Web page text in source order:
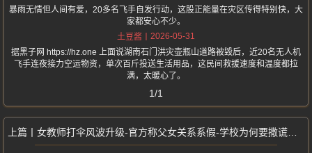
暴雨无情但人间有爱，20多名飞手自发行动，这股正能量在灾区传得特别快，大
家都安心不少。
土豆酱
2026-05-31
据黑子网 https://hz.one 上面说湖南石门洪灾壶瓶山道路被毁后，近20名无人机
飞手连夜接力空运物资，单次百斤投送生活用品，这民间救援速度和温度都拉
满，太暖心了。
1/1
女教师打伞风波升级-官方称父女关系系假-学校为何要撒谎遮掩